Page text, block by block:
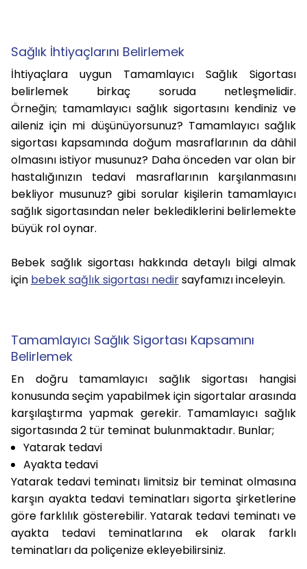
Sağlık İhtiyaçlarını Belirlemek
İhtiyaçlara uygun Tamamlayıcı Sağlık Sigortası
belirlemek birkaç soruda netleşmelidir.
Örneğin; tamamlayıcı sağlık sigortasını kendiniz ve
aileniz için mi düşünüyorsunuz? Tamamlayıcı sağlık
sigortası kapsamında doğum masraflarının da dâhil
olmasını istiyor musunuz? Daha önceden var olan bir
hastalığınızın tedavi masraflarının karşılanmasını
bekliyor musunuz? gibi sorular kişilerin tamamlayıcı
sağlık sigortasından neler beklediklerini belirlemekte
büyük rol oynar.
Bebek sağlık sigortası hakkında detaylı bilgi almak
için bebek sağlık sigortası nedirsayfamızı inceleyin.
Tamamlayıcı Sağlık Sigortası Kapsamını
Belirlemek
En doğru tamamlayıcı sağlık sigortası hangisi
konusunda seçim yapabilmek için sigortalar arasında
karşılaştırma yapmak gerekir. Tamamlayıcı sağlık
sigortasında 2 tür teminat bulunmaktadır. Bunlar;
Yatarak tedavi
Ayakta tedavi
Yatarak tedavi teminatı limitsiz bir teminat olmasına
karşın ayakta tedavi teminatları sigorta şirketlerine
göre farklılık gösterebilir. Yatarak tedavi teminatı ve
ayakta tedavi teminatlarına ek olarak farklı
teminatları da poliçenize ekleyebilirsiniz.